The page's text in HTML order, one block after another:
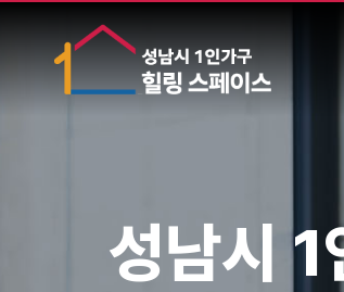
성남시 1